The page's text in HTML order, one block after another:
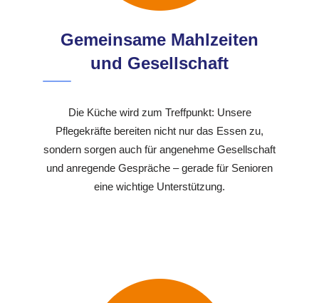
Gemeinsame Mahlzeiten
und Gesellschaft
Die Küche wird zum Treffpunkt: Unsere
Pflegekräfte bereiten nicht nur das Essen zu,
sondern sorgen auch für angenehme Gesellschaft
und anregende Gespräche – gerade für Senioren
eine wichtige Unterstützung.